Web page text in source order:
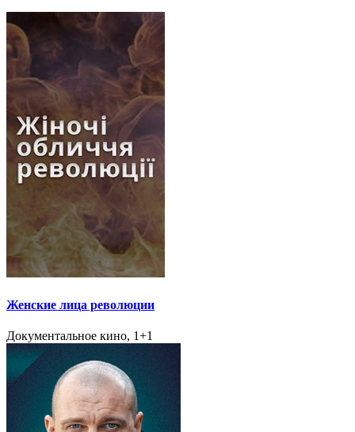
Женские лица революции
Документальное кино, 1+1